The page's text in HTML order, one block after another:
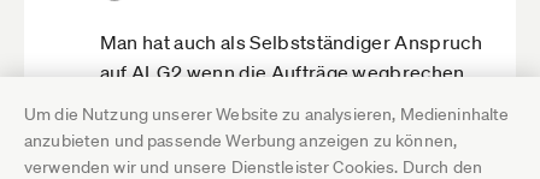
Um die Nutzung unserer Website zu analysieren, Medieninhalte
anzubieten und passende Werbung anzeigen zu können,
verwenden wir und unsere Dienstleister Cookies. Durch den
Man hat auch als Selbstständiger Anspruch
auf ALG2 wenn die Aufträge wegbrechen
und man weniger als 15 Stunden pro Woche
Arbeit hat, so kann man zumindest mal
seine Miete abdecken. Ich hoffe die Ämter